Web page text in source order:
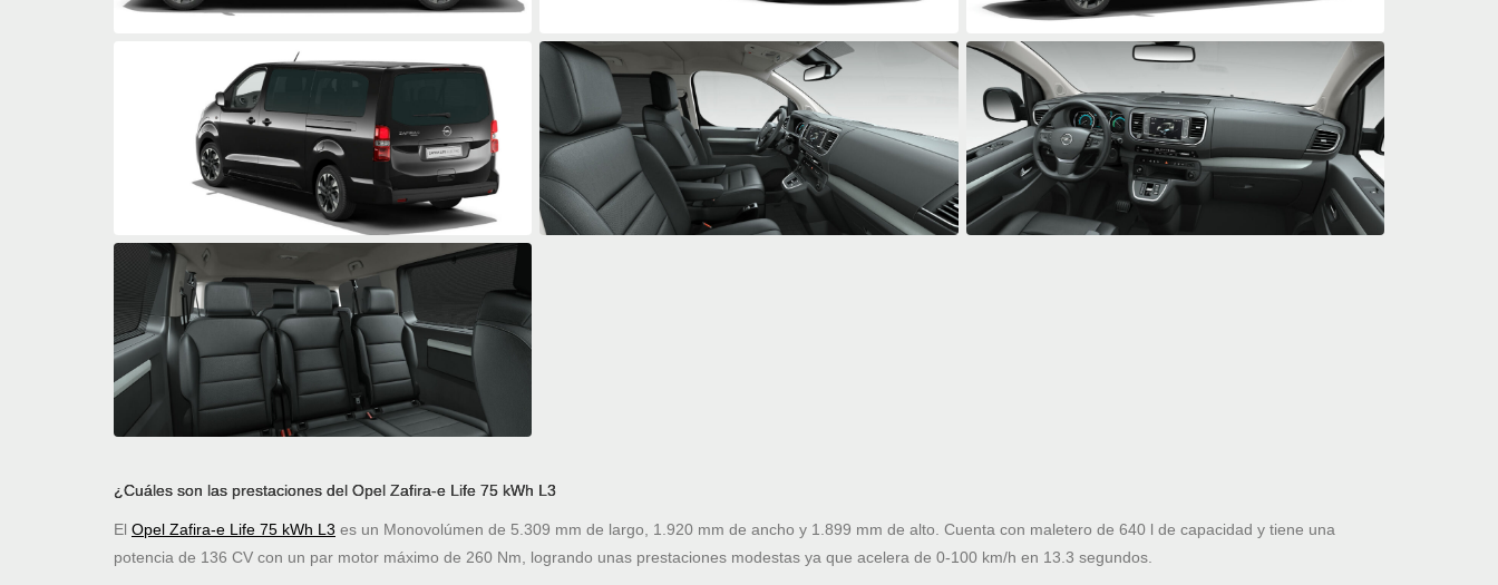
¿Cuáles son las prestaciones del Opel Zafira-e Life 75 kWh L3
El Opel Zafira-e Life 75 kWh L3 es un Monovolúmen de 5.309 mm de largo, 1.920 mm de ancho y 1.899 mm de alto. Cuenta con maletero de 640 l de capacidad y tiene una
potencia de 136 CV con un par motor máximo de 260 Nm, logrando unas prestaciones modestas ya que acelera de 0-100 km/h en 13.3 segundos.